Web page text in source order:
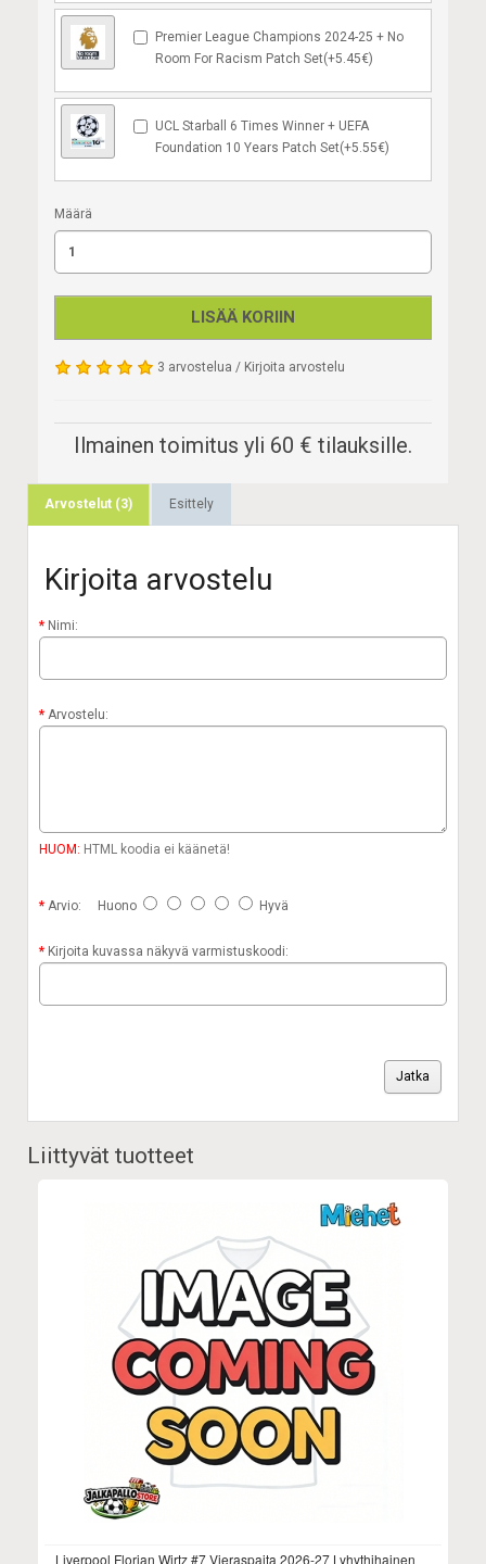
Premier League Champions 2024-25 + No
Room For Racism Patch Set(+5.45€)
UCL Starball 6 Times Winner + UEFA
Foundation 10 Years Patch Set(+5.55€)
Määrä
LISÄÄ KORIIN
3 arvostelua / Kirjoita arvostelu
Ilmainen toimitus yli 60 € tilauksille.
Arvostelut (3) Esittely
Kirjoita arvostelu
Nimi:
Arvostelu:
HUOM: HTML koodia ei käänetä!
Arvio: Huono Hyvä
Kirjoita kuvassa näkyvä varmistuskoodi:
Jatka
Liittyvät tuotteet
Liverpool Florian Wirtz #7 Vieraspaita 2026-27 Lyhythihainen